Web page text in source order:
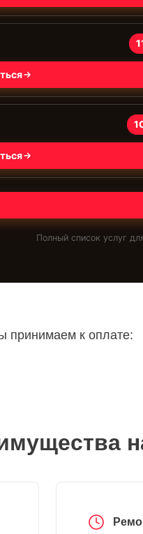
Полный список услуг
принимаем к оплате: